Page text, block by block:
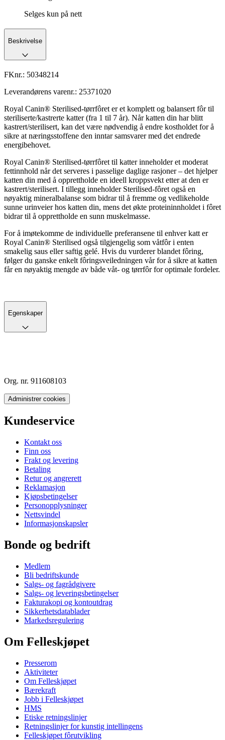
Selges kun på nett
Beskrivelse
FKnr.: 50348214
Leverandørens varenr.: 25371020
Royal Canin® Sterilised-tørrfôret er et komplett og balansert fôr til
steriliserte/kastrerte katter (fra 1 til 7 år). Når katten din har blitt
kastrert/sterilisert, kan det være nødvendig å endre kostholdet for å
sikre at næringsstoffene den inntar samsvarer med det endrede
energibehovet.
Royal Canin® Sterilised-tørrfôret til katter inneholder et moderat
fettinnhold når det serveres i passelige daglige rasjoner – det hjelper
katten din med å opprettholde en ideell kroppsvekt etter at den er
kastrert/sterilisert. I tillegg inneholder Sterilised-fôret også en
nøyaktig mineralbalanse som bidrar til å fremme og vedlikeholde
sunne urinveier hos katten din, mens det økte proteininnholdet i fôret
bidrar til å opprettholde en sunn muskelmasse.
For å imøtekomme de individuelle preferansene til enhver katt er
Royal Canin® Sterilised også tilgjengelig som våtfôr i enten
smakelig saus eller saftig gelé. Hvis du vurderer blandet fôring,
følger du ganske enkelt fôringsveiledningen vår for å sikre at katten
får en nøyaktig mengde av både våt- og tørrfôr for optimale fordeler.
Egenskaper
Org. nr. 911608103
Administrer cookies
Kundeservice
Kontakt oss
Finn oss
Frakt og levering
Betaling
Retur og angrerett
Reklamasjon
Kjøpsbetingelser
Personopplysninger
Nettsvindel
Informasjonskapsler
Bonde og bedrift
Medlem
Bli bedriftskunde
Salgs- og fagrådgivere
Salgs- og leveringsbetingelser
Fakturakopi og kontoutdrag
Sikkerhetsdatablader
Markedsregulering
Om Felleskjøpet
Presserom
Aktiviteter
Om Felleskjøpet
Bærekraft
Jobb i Felleskjøpet
HMS
Etiske retningslinjer
Retningslinjer for kunstig intellingens
Felleskjøpet fôrutvikling